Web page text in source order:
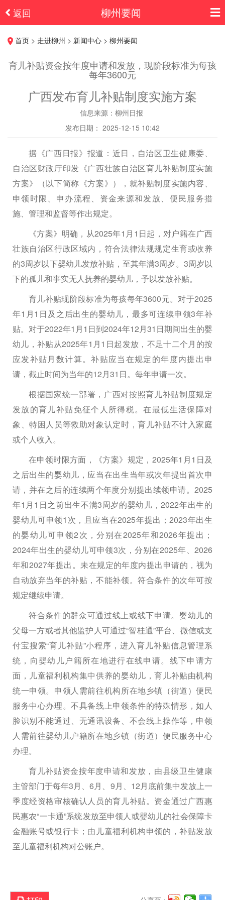
返回 柳州要闻
首页 > 走进柳州 > 新闻中心 > 柳州要闻
育儿补贴资金按年度申请和发放，现阶段标准为每孩
每年3600元
广西发布育儿补贴制度实施方案
信息来源：柳州日报
发布日期： 2025-12-15 10:42
据《广西日报》报道：近日，自治区卫生健康委、
自治区财政厅印发《广西壮族自治区育儿补贴制度实施
方案》（以下简称《方案》），就补贴制度实施内容、
申领时限、申办流程、资金来源和发放、便民服务措
施、管理和监督等作出规定。
《方案》明确，从2025年1月1日起，对户籍在广西
壮族自治区行政区域内，符合法律法规规定生育或收养
的3周岁以下婴幼儿发放补贴，至其年满3周岁。3周岁以
下的孤儿和事实无人抚养的婴幼儿，予以发放补贴。
育儿补贴现阶段标准为每孩每年3600元。对于2025
年1月1日及之后出生的婴幼儿，最多可连续申领3年补
贴。对于2022年1月1日到2024年12月31日期间出生的婴
幼儿，补贴从2025年1月1日起发放，不足十二个月的按
应发补贴月数计算。补贴应当在规定的年度内提出申
请，截止时间为当年的12月31日。每年申请一次。
根据国家统一部署，广西对按照育儿补贴制度规定
发放的育儿补贴免征个人所得税。在最低生活保障对
象、特困人员等救助对象认定时，育儿补贴不计入家庭
或个人收入。
在申领时限方面，《方案》规定，2025年1月1日及
之后出生的婴幼儿，应当在出生当年或次年提出首次申
请，并在之后的连续两个年度分别提出续领申请。2025
年1月1日之前出生不满3周岁的婴幼儿，2022年出生的
婴幼儿可申领1次，且应当在2025年提出；2023年出生
的婴幼儿可申领2次，分别在2025年和2026年提出；
2024年出生的婴幼儿可申领3次，分别在2025年、2026
年和2027年提出。未在规定的年度内提出申请的，视为
自动放弃当年的补贴，不能补领。符合条件的次年可按
规定继续申请。
符合条件的群众可通过线上或线下申请。婴幼儿的
父母一方或者其他监护人可通过“智桂通”平台、微信或支
付宝搜索“育儿补贴”小程序，进入育儿补贴信息管理系
统，向婴幼儿户籍所在地进行在线申请。线下申请方
面，儿童福利机构集中供养的婴幼儿，育儿补贴由机构
统一申领。申领人需前往机构所在地乡镇（街道）便民
服务中心办理。不具备线上申领条件的特殊情形，如人
脸识别不能通过、无通讯设备、不会线上操作等，申领
人需前往婴幼儿户籍所在地乡镇（街道）便民服务中心
办理。
育儿补贴资金按年度申请和发放，由县级卫生健康
主管部门于每年3月、6月、9月、12月底前集中发放上一
季度经资格审核确认人员的育儿补贴。资金通过广西惠
民惠农“一卡通”系统发放至申领人或婴幼儿的社会保障卡
金融账号或银行卡；由儿童福利机构申领的，补贴发放
至儿童福利机构对公账户。